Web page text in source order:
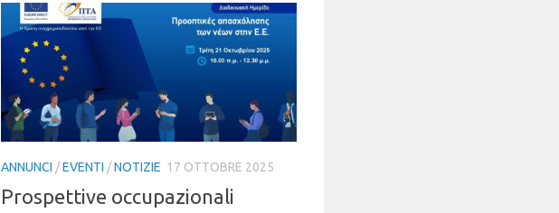
ANNUNCI /EVENTI /NOTIZIE 17 OTTOBRE 2025
Prospettive occupazionali